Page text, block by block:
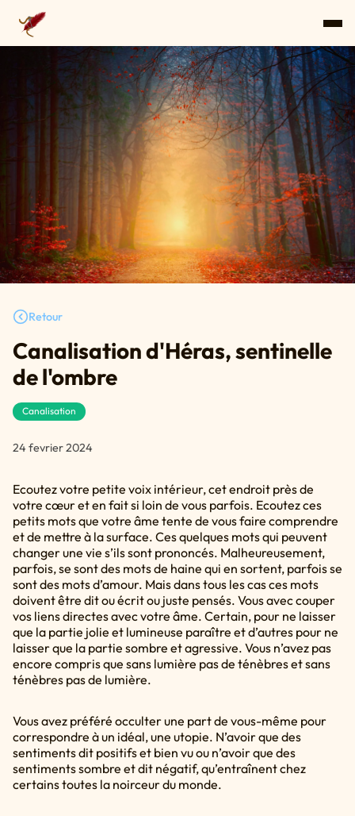
Retour
Canalisation d'Héras, sentinelle
de l'ombre
Canalisation
24 fevrier 2024
Ecoutez votre petite voix intérieur, cet endroit près de
votre cœur et en fait si loin de vous parfois. Ecoutez ces
petits mots que votre âme tente de vous faire comprendre
et de mettre à la surface. Ces quelques mots qui peuvent
changer une vie s’ils sont prononcés. Malheureusement,
parfois, se sont des mots de haine qui en sortent, parfois se
sont des mots d’amour. Mais dans tous les cas ces mots
doivent être dit ou écrit ou juste pensés. Vous avec couper
vos liens directes avec votre âme. Certain, pour ne laisser
que la partie jolie et lumineuse paraître et d’autres pour ne
laisser que la partie sombre et agressive. Vous n’avez pas
encore compris que sans lumière pas de ténèbres et sans
ténèbres pas de lumière.
Vous avez préféré occulter une part de vous-même pour
correspondre à un idéal, une utopie. N’avoir que des
sentiments dit positifs et bien vu ou n’avoir que des
sentiments sombre et dit négatif, qu’entraînent chez
certains toutes la noirceur du monde.